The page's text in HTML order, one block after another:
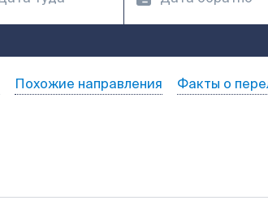
Похожие направления Факты о